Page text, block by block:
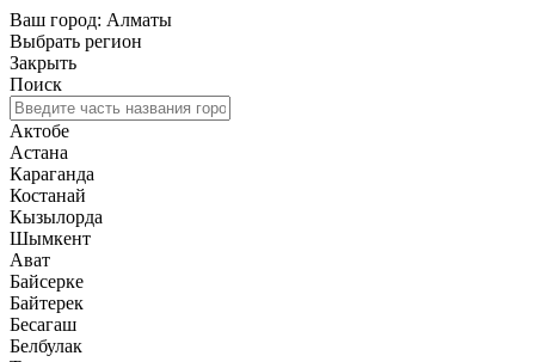
Ваш город: Алматы
Выбрать регион
Закрыть
Поиск
Актобе
Астана
Караганда
Костанай
Кызылорда
Шымкент
Ават
Байсерке
Байтерек
Бесагаш
Белбулак